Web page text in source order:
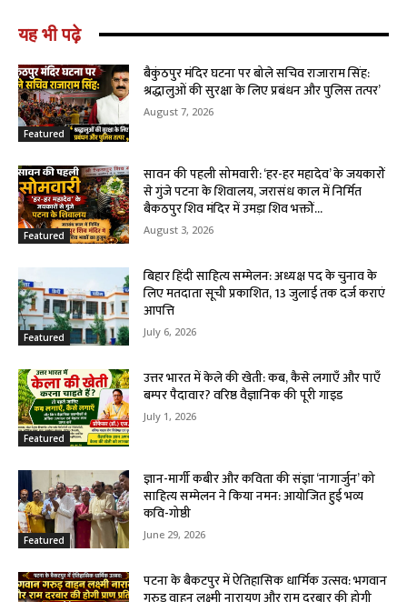
यह भी पढ़े
Featured
बैकुंठपुर मंदिर घटना पर बोले सचिव राजाराम सिंह:
श्रद्धालुओं की सुरक्षा के लिए प्रबंधन और पुलिस तत्पर’
August 7, 2026
Featured
सावन की पहली सोमवारी: ‘हर-हर महादेव’ के जयकारों
से गुंजे पटना के शिवालय, जरासंध काल में निर्मित
बैकठपुर शिव मंदिर में उमड़ा शिव भक्तों...
August 3, 2026
Featured
बिहार हिंदी साहित्य सम्मेलन: अध्यक्ष पद के चुनाव के
लिए मतदाता सूची प्रकाशित, 13 जुलाई तक दर्ज कराएं
आपत्ति
July 6, 2026
Featured
उत्तर भारत में केले की खेती: कब, कैसे लगाएँ और पाएँ
बम्पर पैदावार? वरिष्ठ वैज्ञानिक की पूरी गाइड
July 1, 2026
Featured
ज्ञान-मार्गी कबीर और कविता की संज्ञा ‘नागार्जुन’ को
साहित्य सम्मेलन ने किया नमन: आयोजित हुई भव्य
कवि-गोष्ठी
June 29, 2026
पटना के बैकटपुर में ऐतिहासिक धार्मिक उत्सव: भगवान